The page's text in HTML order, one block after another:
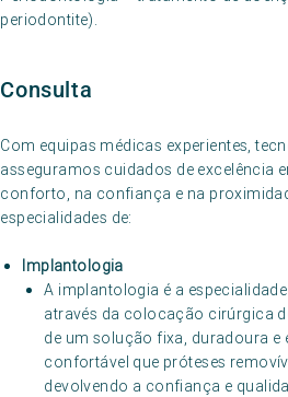
periodontite).
Consulta
Com equipas médicas experientes,
asseguramos cuidados de excelência
conforto, na confiança e na
especialidades de:
Implantologia
A implantologia é a
através da colocação cirúrgica
de um solução fixa, duradoura e
confortável que próteses
devolvendo a confiança e